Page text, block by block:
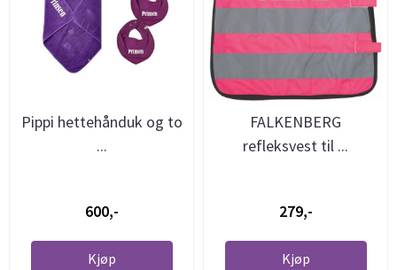
Pippi hettehånduk og to
...
600,-
Kjøp
FALKENBERG
refleksvest til ...
279,-
Kjøp